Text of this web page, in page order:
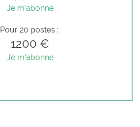
Je m'abonne
Pour 20 postes :
1200 €
Je m'abonne